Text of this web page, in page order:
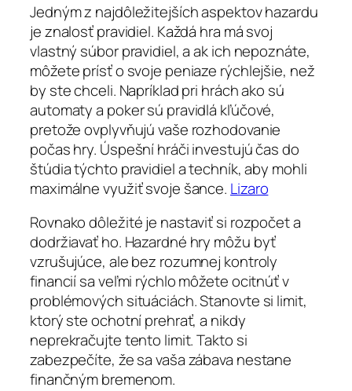
Jedným z najdôležitejších aspektov hazardu
je znalosť pravidiel. Každá hra má svoj
vlastný súbor pravidiel, a ak ich nepoznáte,
môžete prísť o svoje peniaze rýchlejšie, než
by ste chceli. Napríklad pri hrách ako sú
automaty a poker sú pravidlá kľúčové,
pretože ovplyvňujú vaše rozhodovanie
počas hry. Úspešní hráči investujú čas do
štúdia týchto pravidiel a techník, aby mohli
maximálne využiť svoje šance. Lizaro
Rovnako dôležité je nastaviť si rozpočet a
dodržiavať ho. Hazardné hry môžu byť
vzrušujúce, ale bez rozumnej kontroly
financií sa veľmi rýchlo môžete ocitnúť v
problémových situáciách. Stanovte si limit,
ktorý ste ochotní prehrať, a nikdy
neprekračujte tento limit. Takto si
zabezpečíte, že sa vaša zábava nestane
finančným bremenom.